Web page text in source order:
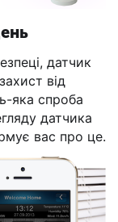
датчик
від
яка спроба
датчика
вас про це.